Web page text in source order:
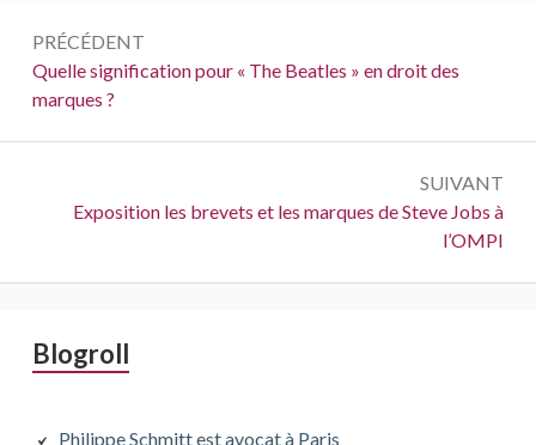
Navigation
de
l’article
PRÉCÉDENT
Précédent :
Quelle signification pour « The Beatles » en droit des
marques ?
SUIVANT
Suivant :
Exposition les brevets et les marques de Steve Jobs à
l’OMPI
Barre
Blogroll
Philippe Schmitt est avocat à Paris